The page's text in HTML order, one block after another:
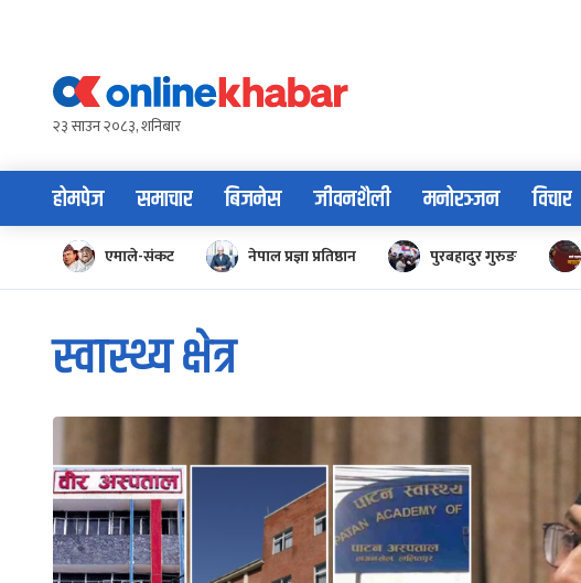
content२३ साउन २०८३, शनिबार
होमपेज समाचार बिजनेस जीवनशैली मनोरञ्जन विचार
एमाले-संकट नेपाल प्रज्ञा प्रतिष्ठान पुरबहादुर गुरुङ
स्वास्थ्य क्षेत्र